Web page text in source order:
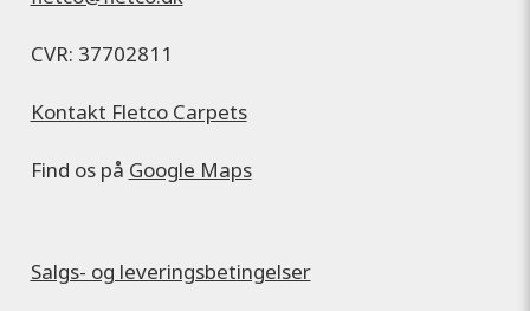
CVR: 37702811
Kontakt Fletco Carpets
Find os på Google Maps
Salgs- og leveringsbetingelser